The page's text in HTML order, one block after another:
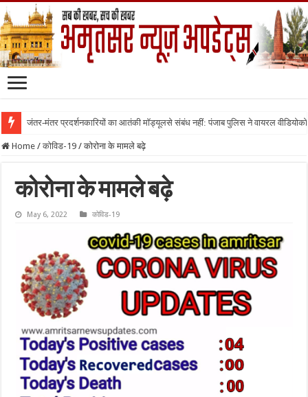
जंतर-मंतर प्रदर्शनकारियों का आतंकी मॉड्यूलसे संबंध नहीं: पंजाब पुलिस ने वायरल वीडियोको
Home / कोविड-19 / कोरोना के मामले बढ़े
कोरोना के मामले बढ़े
May 6, 2022 कोविड-19